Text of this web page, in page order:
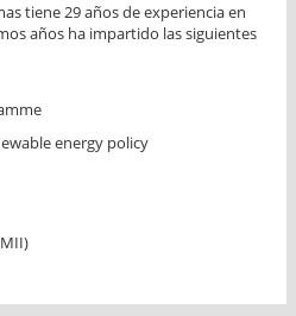
tiene 29 años de experiencia en
años ha impartido las siguientes
energy policy